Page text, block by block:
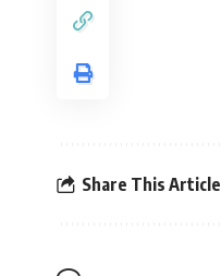
Share This Article